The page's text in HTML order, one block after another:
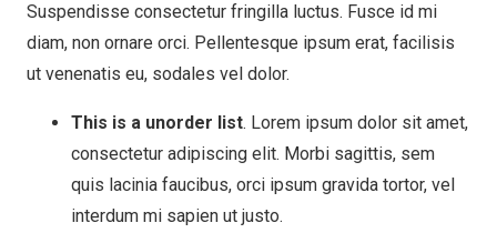
Suspendisse consectetur fringilla luctus. Fusce id mi
diam, non ornare orci. Pellentesque ipsum erat, facilisis
ut venenatis eu, sodales vel dolor.
This is a unorder list. Lorem ipsum dolor sit amet,
consectetur adipiscing elit. Morbi sagittis, sem
quis lacinia faucibus, orci ipsum gravida tortor, vel
interdum mi sapien ut justo.